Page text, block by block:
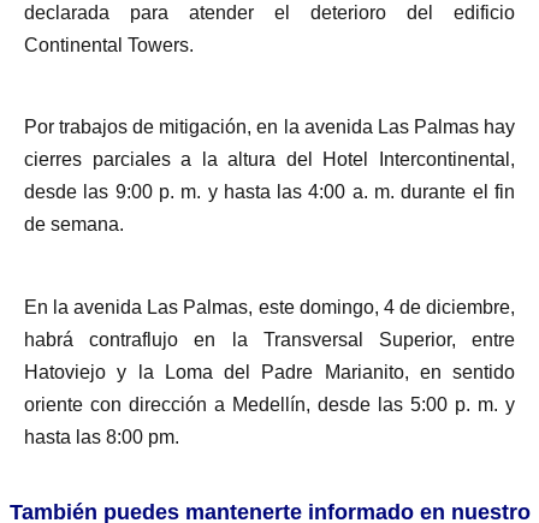
declarada para atender el deterioro del edificio
Continental Towers.
Por trabajos de mitigación, en la avenida Las Palmas hay
cierres parciales a la altura del Hotel Intercontinental,
desde las 9:00 p. m. y hasta las 4:00 a. m. durante el fin
de semana.
En la avenida Las Palmas, este domingo, 4 de diciembre,
habrá contraflujo en la Transversal Superior, entre
Hatoviejo y la Loma del Padre Marianito, en sentido
oriente con dirección a Medellín, desde las 5:00 p. m. y
hasta las 8:00 pm.
También puedes mantenerte informado en nuestro